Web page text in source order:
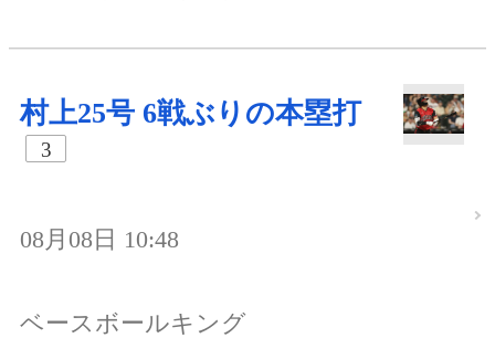
村上25号 6戦ぶりの本塁打
3
08月08日 10:48
ベースボールキング